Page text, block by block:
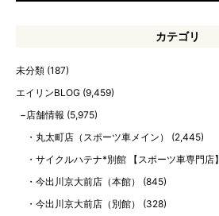
カテゴリ
未分類 (187)
エイリンBLOG (9,459)
店舗情報 (5,975)
丸太町店（スポーツ車メイン）
(2,445)
サイクルハテナ*別館 【スポーツ車専門店】
今出川京大前店（本館）
(845)
今出川京大前店（別館）
(328)